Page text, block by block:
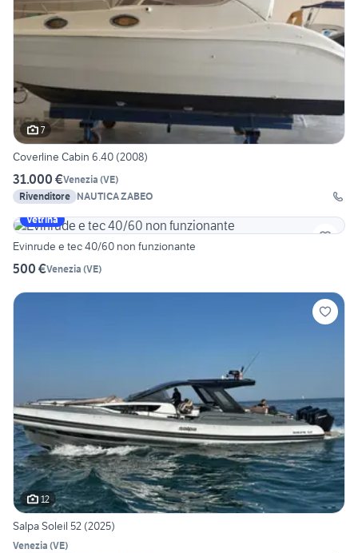
7
Coverline Cabin 6.40 (2008)
31.000 €Venezia (VE)
Rivenditore NAUTICA ZABEO
Vetrina
Evinrude e tec 40/60 non funzionante
500 €Venezia (VE)
12
Salpa Soleil 52 (2025)
Venezia (VE)